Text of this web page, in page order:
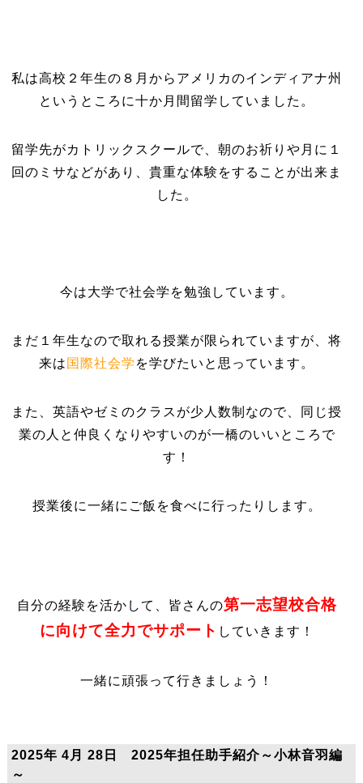
私は高校２年生の８月からアメリカのインディアナ州
というところに十か月間留学していました。
留学先がカトリックスクールで、朝のお祈りや月に１
回のミサなどがあり、貴重な体験をすることが出来ま
した。
今は大学で社会学を勉強しています。
まだ１年生なので取れる授業が限られていますが、将
来は 国際社会学 を学びたいと思っています。
また、英語やゼミのクラスが少人数制なので、同じ授
業の人と仲良くなりやすいのが一橋のいいところで
す！
授業後に一緒にご飯を食べに行ったりします。
自分の経験を活かして、皆さんの第一志望校合格
に向けて全力でサポート していきます！
一緒に頑張って行きましょう！
2025年 4月 28日 2025年担任助手紹介～小林音羽編
～